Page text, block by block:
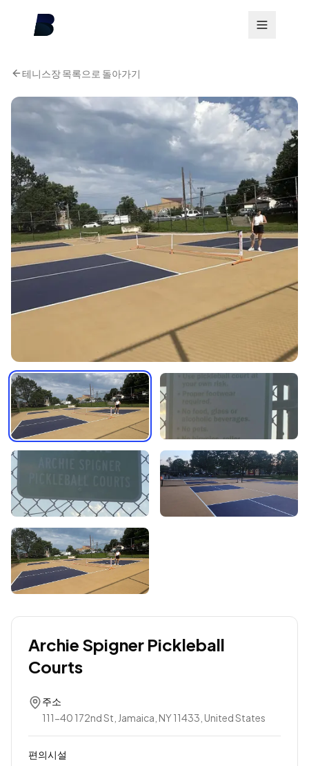
테니스장 목록으로 돌아가기
Archie Spigner Pickleball
Courts
주소
111-40 172nd St, Jamaica, NY 11433, United States
편의시설